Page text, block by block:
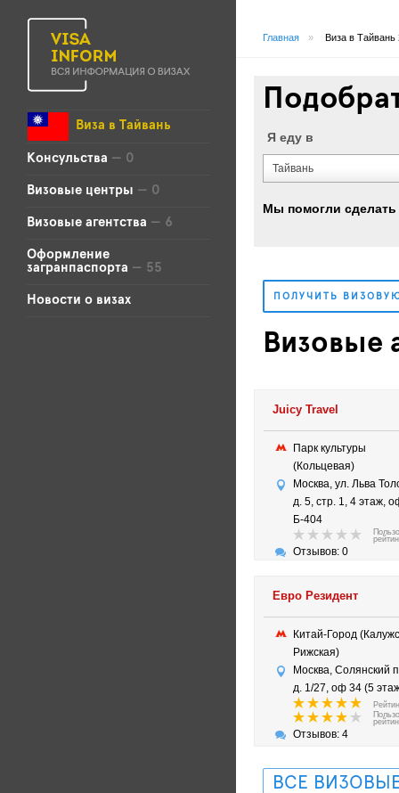
Виза в Тайвань
Консульства — 0
Визовые центры — 0
Визовые агентства — 6
Оформление
загранпаспорта — 55
Новости о визах
Главная » Виза в Тайвань
Я еду в
Тайвань
Мы помогли
ПОЛУЧИТЬ
Визовые
Juicy Travel
Парк культуры
(Кольцевая)
Москва, ул. Льва
д. 5, стр. 1, 4 этаж,
Б-404
Отзывов: 0
Евро Резидент
Китай-Город
Рижская)
Москва, Солянский
д. 1/27, оф 34 (5
Отзывов: 4
ВСЕ